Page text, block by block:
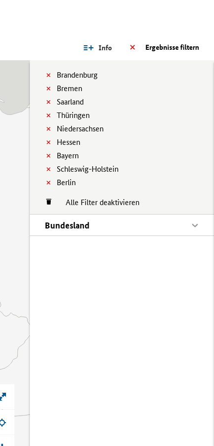
Ergebnisse filtern
Info
Brandenburg
Bremen
Saarland
Thüringen
Niedersachsen
Hessen
Bayern
Schleswig-Holstein
Berlin
Alle Filter deaktivieren
Bundesland